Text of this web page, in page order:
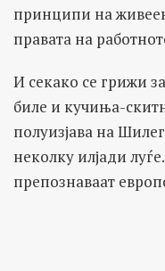
принципи на
правата на
И секако се грижи
биле и кучиња-
полуизјава на
неколку илјади
препознаваат